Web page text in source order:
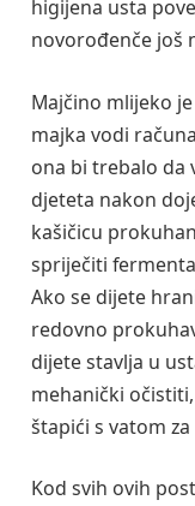
higijena usta
novorođenče još
Majčino mlijeko
majka vodi
ona bi trebalo da
djeteta nakon
kašičicu
spriječiti
Ako se dijete
redovno
dijete stavlja u
mehanički
štapići s vatom
Kod svih ovih